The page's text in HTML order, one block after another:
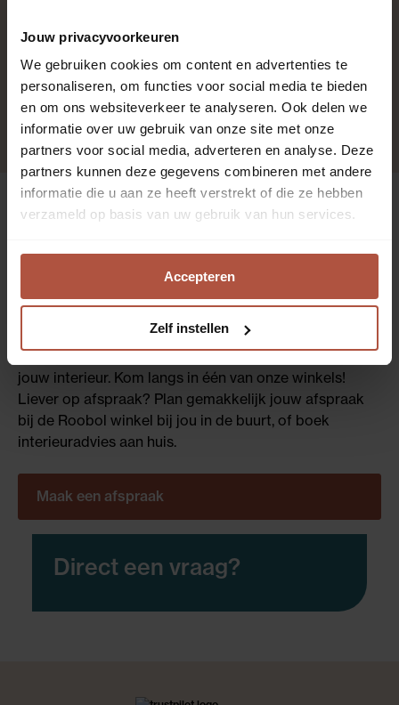
Jouw privacyvoorkeuren
We gebruiken cookies om content en advertenties te
personaliseren, om functies voor social media te bieden
en om ons websiteverkeer te analyseren. Ook delen we
informatie over uw gebruik van onze site met onze
partners voor social media, adverteren en analyse. Deze
partners kunnen deze gegevens combineren met andere
informatie die u aan ze heeft verstrekt of die ze hebben
verzameld op basis van uw gebruik van hun services.
Accepteren
Zelf instellen
Print
Laagpolig
Interieurvragen?
Kom langs voor
gratis advies
We nemen graag alle tijd om je advies te geven over
jouw interieur. Kom langs in één van onze winkels!
Liever op afspraak? Plan gemakkelijk jouw afspraak
bij de Roobol winkel bij jou in de buurt, of boek
interieuradvies aan huis.
Maak een afspraak
Direct een vraag?